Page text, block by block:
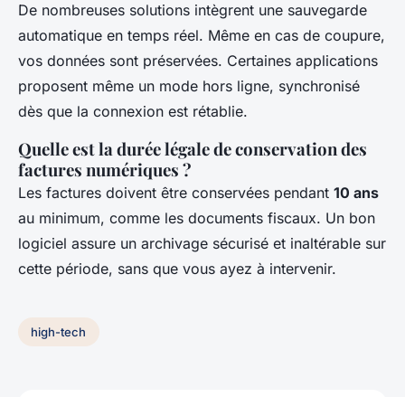
De nombreuses solutions intègrent une sauvegarde
automatique en temps réel. Même en cas de coupure,
vos données sont préservées. Certaines applications
proposent même un mode hors ligne, synchronisé
dès que la connexion est rétablie.
Quelle est la durée légale de conservation des
factures numériques ?
Les factures doivent être conservées pendant 10 ans
au minimum, comme les documents fiscaux. Un bon
logiciel assure un archivage sécurisé et inaltérable sur
cette période, sans que vous ayez à intervenir.
high-tech